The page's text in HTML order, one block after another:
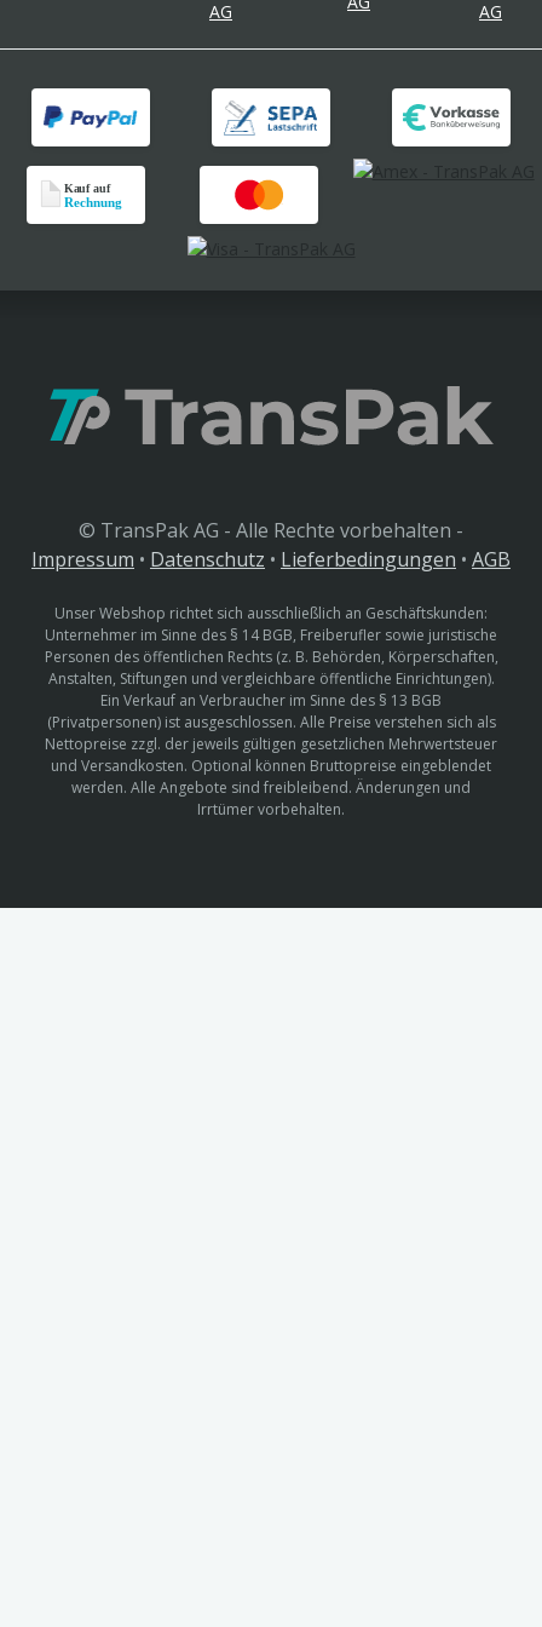
© TransPak AG - Alle Rechte vorbehalten -
Impressum • Datenschutz • Lieferbedingungen • AGB
Unser Webshop richtet sich ausschließlich an Geschäftskunden:
Unternehmer im Sinne des § 14 BGB, Freiberufler sowie juristische
Personen des öffentlichen Rechts (z. B. Behörden, Körperschaften,
Anstalten, Stiftungen und vergleichbare öffentliche Einrichtungen).
Ein Verkauf an Verbraucher im Sinne des § 13 BGB
(Privatpersonen) ist ausgeschlossen. Alle Preise verstehen sich als
Nettopreise zzgl. der jeweils gültigen gesetzlichen Mehrwertsteuer
und Versandkosten. Optional können Bruttopreise eingeblendet
werden. Alle Angebote sind freibleibend. Änderungen und
Irrtümer vorbehalten.